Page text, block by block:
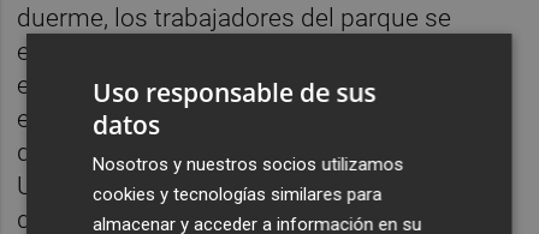
duerme, los trabajadores del parque se
esmeran por recoger toneladas de
excrementos, acondicionar los recintos
exteriores y elaborar los más de cien menús
diferentes que preparan para los animales.
Un ciclo de la vida que se repite todos los
días, y que nos cuenta Olga Briasco.
Uso responsable de sus
datos
Nosotros y nuestros socios utilizamos
cookies y tecnologías similares para
almacenar y acceder a información en su